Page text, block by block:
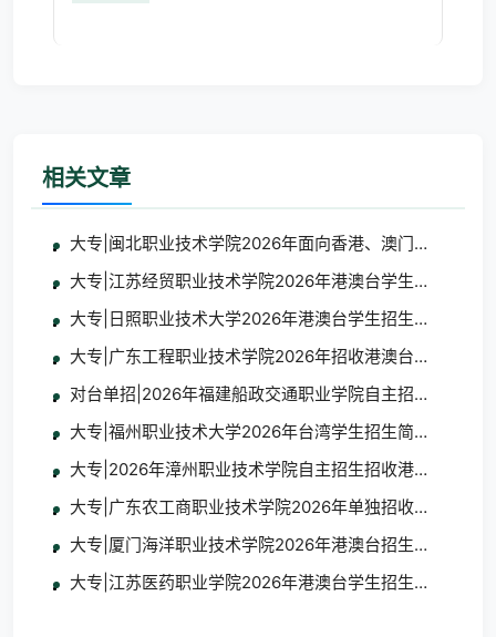
相关文章
大专|闽北职业技术学院2026年面向香港、澳门、台湾地
大专|江苏经贸职业技术学院2026年港澳台学生招生简章
大专|日照职业技术大学2026年港澳台学生招生简章
大专|广东工程职业技术学院2026年招收港澳台地区学生
对台单招|2026年福建船政交通职业学院自主招生招收台
大专|福州职业技术大学2026年台湾学生招生简章及报名表
大专|2026年漳州职业技术学院自主招生招收港澳台学生
大专|广东农工商职业技术学院2026年单独招收港澳台学
大专|厦门海洋职业技术学院2026年港澳台招生简章
大专|江苏医药职业学院2026年港澳台学生招生简章